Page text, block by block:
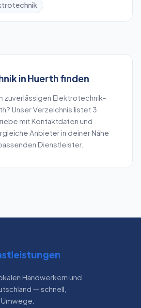
in Huerth finden
zuverlässigen Elektrotechnik-
? Unser Verzeichnis listet 3
mit Kontaktdaten und
Anbieter in deiner Nähe
Dienstleister.
Handwerkern und
— schnell,